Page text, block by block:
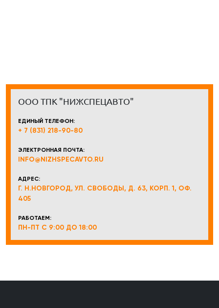
ООО ТПК "НИЖСПЕЦАВТО"
ЕДИНЫЙ ТЕЛЕФОН:
+ 7 (831) 218-90-80
ЭЛЕКТРОННАЯ ПОЧТА:
INFO@NIZHSPECAVTO.RU
АДРЕС:
Г. Н.НОВГОРОД, УЛ. СВОБОДЫ, Д. 63, КОРП. 1, ОФ.
405
РАБОТАЕМ:
ПН-ПТ С 9:00 ДО 18:00